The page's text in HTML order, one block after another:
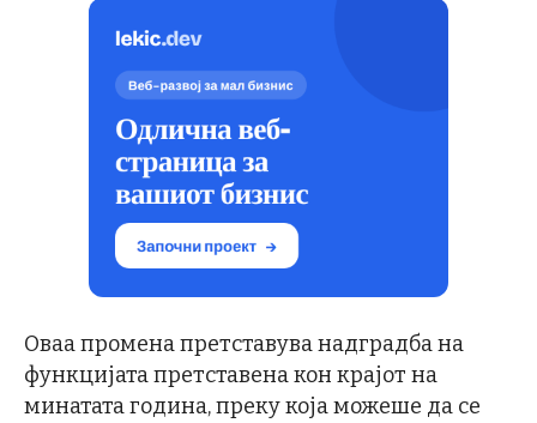
Оваа промена претставува надградба на
функцијата претставена кон крајот на
минатата година, преку која можеше да се